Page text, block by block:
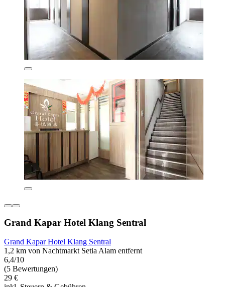
Grand Kapar Hotel Klang Sentral
Grand Kapar Hotel Klang Sentral
1,2 km von Nachtmarkt Setia Alam entfernt
6,4/10
(5 Bewertungen)
29 €